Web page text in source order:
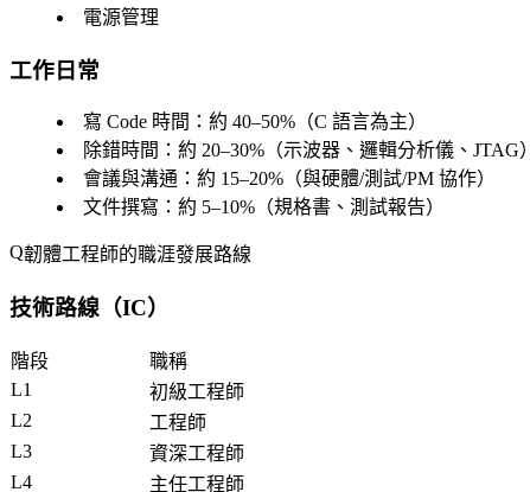
電源管理
工作日常
寫 Code 時間 ：約 40–50%（C 語言為主）
除錯時間 ：約 20–30%（示波器、邏輯分析儀、JTAG）
會議與溝通 ：約 15–20%（與硬體/測試/PM 協作）
文件撰寫 ：約 5–10%（規格書、測試報告）
韌體工程師的職涯發展路線
技術路線（IC）
階段 職稱
L1
初級工程師
L2
工程師
L3
資深工程師
L4
主任工程師